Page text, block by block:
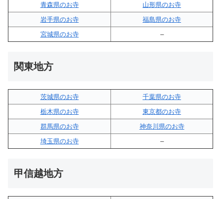
青森県のお寺
山形県のお寺
岩手県のお寺
福島県のお寺
宮城県のお寺
–
関東地方
茨城県のお寺
千葉県のお寺
栃木県のお寺
東京都のお寺
群馬県のお寺
神奈川県のお寺
埼玉県のお寺
–
甲信越地方